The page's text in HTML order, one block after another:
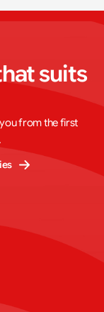
suits
from the first